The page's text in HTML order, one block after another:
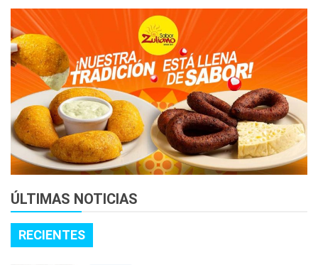
ÚLTIMAS NOTICIAS
RECIENTES